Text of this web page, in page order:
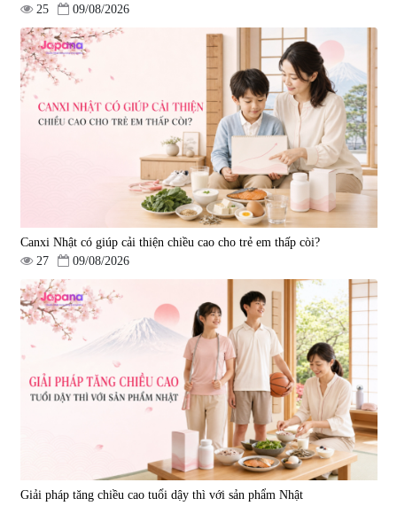
25
09/08/2026
Canxi Nhật có giúp cải thiện chiều cao cho trẻ em thấp còi?
27
09/08/2026
Giải pháp tăng chiều cao tuổi dậy thì với sản phẩm Nhật